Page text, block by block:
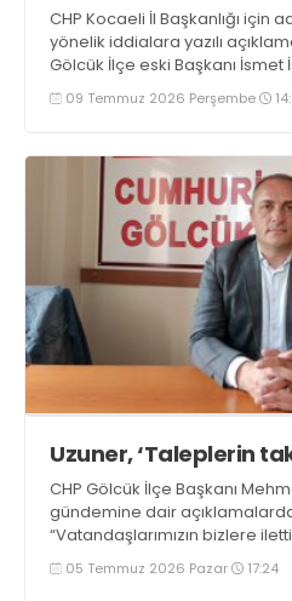
CHP Kocaeli İl Başkanlığı için
yönelik iddialara yazılı
Gölcük İlçe eski Başkanı İsmet
seçilmiş genel başkanımız
dedi
09 Temmuz 2026 Perşembe
Uzuner, ‘Taleplerin
CHP Gölcük İlçe Başkanı
gündemine dair
“Vatandaşlarımızın bizlere
Cumhuriyet Halk Partisi grubu
konuların takipçisi olmaya
05 Temmuz 2026 Pazar 17:24